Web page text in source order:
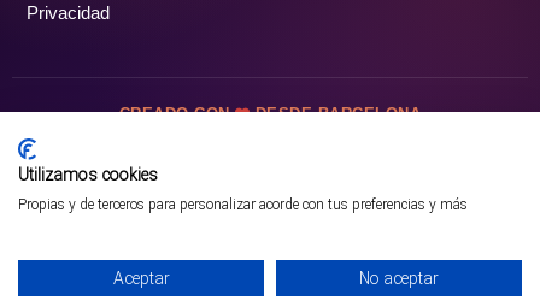
Privacidad
CREADO CON DESDE BARCELONA
Utilizamos cookies
Propias y de terceros para personalizar acorde con tus preferencias y más
Aceptar No aceptar